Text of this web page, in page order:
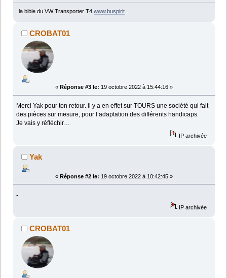
la bible du VW Transporter T4 www.buspirit.
CROBAT01
« Réponse #3 le: 19 octobre 2022 à 15:44:16 »
Merci Yak pour ton retour. il y a en effet sur TOURS une société qui fait
des pièces sur mesure, pour l’adaptation des différents handicaps.
Je vais y réfléchir…
IP archivée
Yak
« Réponse #2 le: 19 octobre 2022 à 10:42:45 »
-
IP archivée
CROBAT01